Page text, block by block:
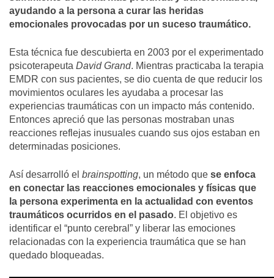
ayudando a la persona a curar las heridas
emocionales provocadas por un suceso traumático.
Esta técnica fue descubierta en 2003 por el experimentado
psicoterapeuta David Grand. Mientras practicaba la terapia
EMDR con sus pacientes, se dio cuenta de que reducir los
movimientos oculares les ayudaba a procesar las
experiencias traumáticas con un impacto más contenido.
Entonces apreció que las personas mostraban unas
reacciones reflejas inusuales cuando sus ojos estaban en
determinadas posiciones.
Así desarrolló el brainspotting, un método que se enfoca
en conectar las reacciones emocionales y físicas que
la persona experimenta en la actualidad con eventos
traumáticos ocurridos en el pasado. El objetivo es
identificar el “punto cerebral” y liberar las emociones
relacionadas con la experiencia traumática que se han
quedado bloqueadas.